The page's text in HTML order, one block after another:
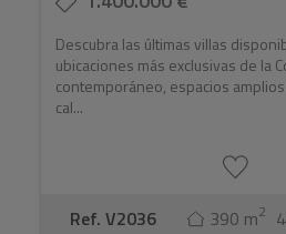
Descubra las últimas villas
ubicaciones más exclusivas de la
contemporáneo, espacios
cal...
Ref. V2036 390 m2